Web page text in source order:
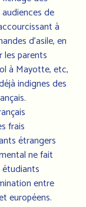
de
à
d’asile, en
les parents
à Mayotte, etc,
indignes des
frais
étrangers
ne fait
étudiants
entre
européens.